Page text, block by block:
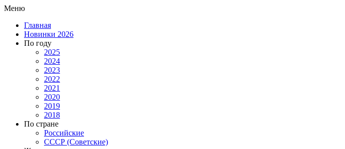
Меню
Главная
Новинки 2026
По году
2025
2024
2023
2022
2021
2020
2019
2018
По стране
Российские
СССР (Советские)